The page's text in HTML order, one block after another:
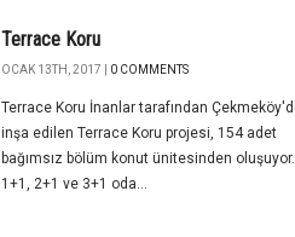
Terrace Koru
OCAK 13TH, 2017 | 0 COMMENTS
Terrace Koru İnanlar tarafından
inşa edilen Terrace Koru projesi, 154 adet
bağımsız bölüm konut ünitesinden oluşuyor.
1+1, 2+1 ve 3+1 oda...